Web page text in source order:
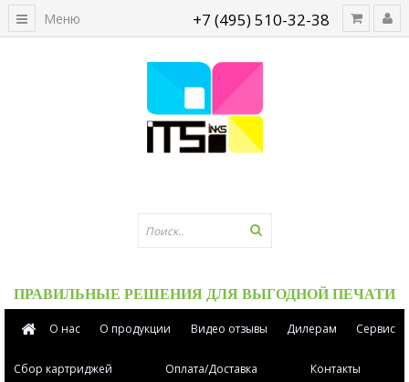
+7 (495) 510-32-38
ПРАВИЛЬНЫЕ РЕШЕНИЯ ДЛЯ ВЫГОДНОЙ ПЕЧАТИ
Меню
О нас О продукции Видео отзывы Дилерам Сервис
Сбор картриджей Оплата/Доставка Контакты